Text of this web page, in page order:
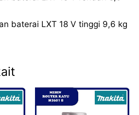
baterai LXT 18 V tinggi 9,6 kg